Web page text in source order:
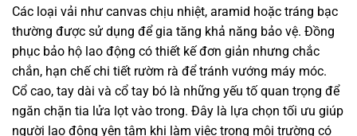
Các loại vải như canvas chịu nhiệt, aramid hoặc tráng bạc
thường được sử dụng để gia tăng khả năng bảo vệ. Đồng
phục bảo hộ lao động có thiết kế đơn giản nhưng chắc
chắn, hạn chế chi tiết rườm rà để tránh vướng máy móc.
Cổ cao, tay dài và cổ tay bó là những yếu tố quan trọng để
ngăn chặn tia lửa lọt vào trong. Đây là lựa chọn tối ưu giúp
người lao động yên tâm khi làm việc trong môi trường có